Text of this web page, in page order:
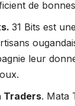
de
31 Bits est
leur
Traders. Mata